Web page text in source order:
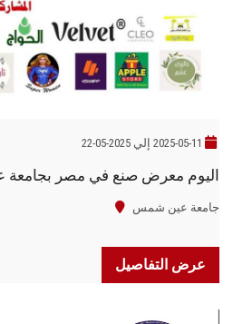
2025-05-11 إلي 2025-05-22
اليوم معرض صنع في مصر
جامعة عين شمس
عرض التفاصيل